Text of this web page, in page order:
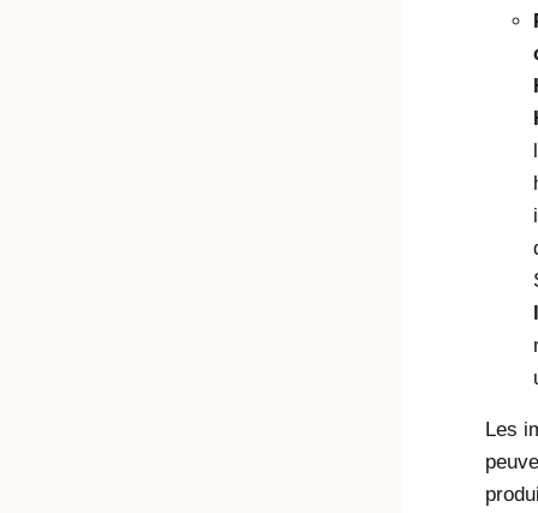
Les